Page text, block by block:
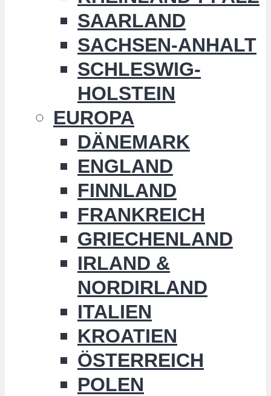
SAARLAND
SACHSEN-ANHALT
SCHLESWIG-
HOLSTEIN
EUROPA
DÄNEMARK
ENGLAND
FINNLAND
FRANKREICH
GRIECHENLAND
IRLAND &
NORDIRLAND
ITALIEN
KROATIEN
ÖSTERREICH
POLEN